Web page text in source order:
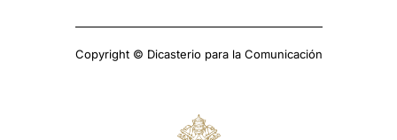
Copyright © Dicasterio para la Comunicación